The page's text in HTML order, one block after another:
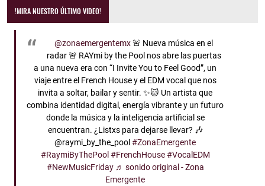
!MIRA NUESTRO ÚLTIMO VIDEO!
@zonaemergentemx🚨 Nueva música en el
radar 🚨 RAYmi by the Pool nos abre las puertas
a una nueva era con “I Invite You to Feel Good”, un
viaje entre el French House y el EDM vocal que nos
invita a soltar, bailar y sentir. ✨🐱 Un artista que
combina identidad digital, energía vibrante y un futuro
donde la música y la inteligencia artificial se
encuentran. ¿Listxs para dejarse llevar? 🎶
@raymi_by_the_pool#ZonaEmergente
#RaymiByThePool #FrenchHouse #VocalEDM
#NewMusicFriday ♬ sonido original - Zona
Emergente